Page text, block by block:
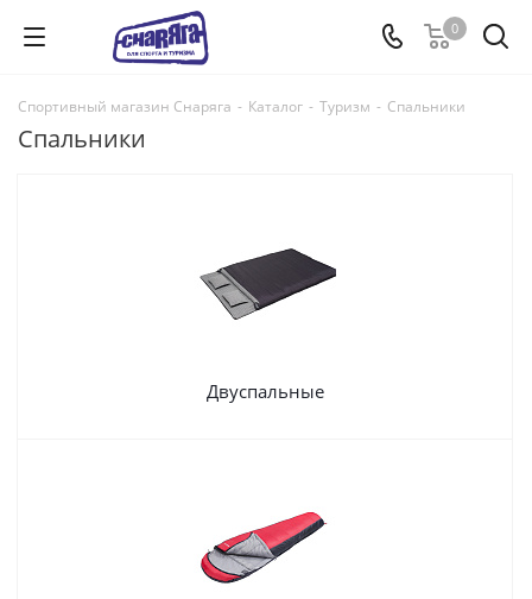
0
Спортивный магазин Снаряга - Каталог - Туризм - Спальники
Спальники
Двуспальные